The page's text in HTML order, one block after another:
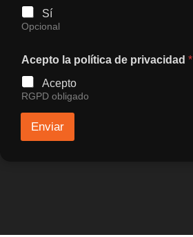
Sí
Opcional
Acepto la política de privacidad *
Acepto
RGPD obligado
Enviar